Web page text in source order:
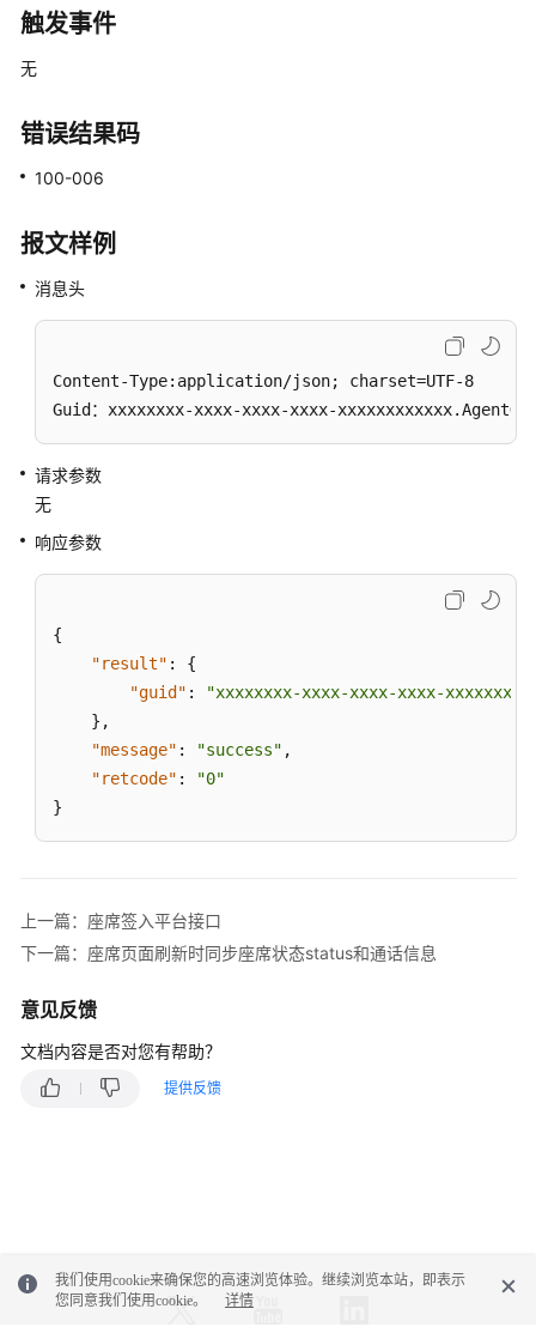
席
配
队
是
否
自
置
闲
忙
消
示
求
休
进
触发事件
无
错误结果码
100-006
报文样例
消息头
Content-Type:application/json; charset=UTF-8
Guid：xxxxxxxx-xxxx-xxxx-xxxx-
请求参数
无
响应参数
{
"result" :
{
"guid" :
"xxxxxxxx-xxxx-xxxx-xxxx-
} ,
"message" : "success" ,
"retcode" :
"0"
}
上一篇：座席签入平台接口
下一篇：座席页面刷新时同步座席状态status和通话信息
意见反馈
文档内容是否对您有帮助？
提供反馈
我们使用cookie来确保您的高速浏览体验。继续浏览本站，即表示
您同意我们使用cookie。
详情